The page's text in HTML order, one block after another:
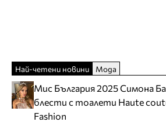
Най-четени новини Мода
Мис България 2025 Симона
блести с тоалети Haute
Fashion